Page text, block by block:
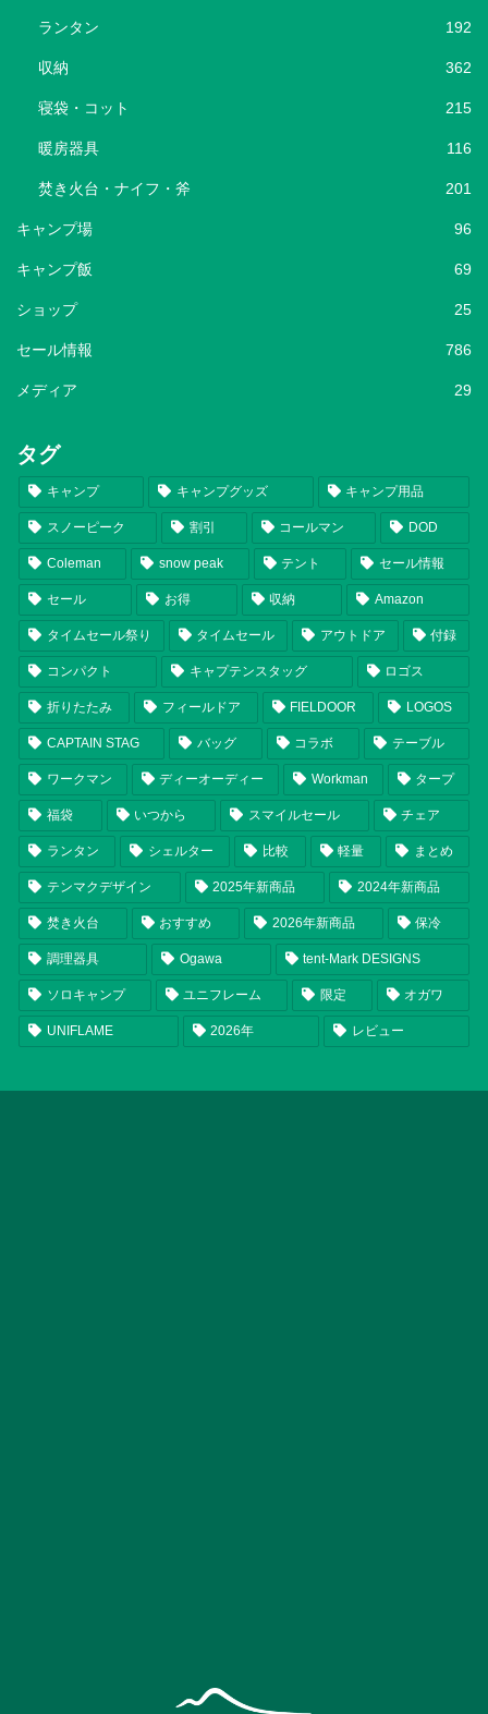
ランタン 192
収納 362
寝袋・コット 215
暖房器具 116
焚き火台・ナイフ・斧 201
キャンプ場 96
キャンプ飯 69
ショップ 25
セール情報 786
メディア 29
タグ
キャンプ キャンプグッズ キャンプ用品
スノーピーク 割引 コールマン DOD
Coleman snow peak テント セール情報
セール お得 収納 Amazon
タイムセール祭り タイムセール アウトドア 付録
コンパクト キャプテンスタッグ ロゴス
折りたたみ フィールドア FIELDOOR LOGOS
CAPTAIN STAG バッグ コラボ テーブル
ワークマン ディーオーディー Workman タープ
福袋 いつから スマイルセール チェア
ランタン シェルター 比較 軽量 まとめ
テンマクデザイン 2025年新商品 2024年新商品
焚き火台 おすすめ 2026年新商品 保冷
調理器具 Ogawa tent-Mark DESIGNS
ソロキャンプ ユニフレーム 限定 オガワ
UNIFLAME 2026年 レビュー